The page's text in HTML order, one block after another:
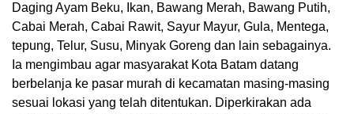
Daging Ayam Beku, Ikan, Bawang Merah, Bawang Putih,
Cabai Merah, Cabai Rawit, Sayur Mayur, Gula, Mentega,
tepung, Telur, Susu, Minyak Goreng dan lain sebagainya.
Ia mengimbau agar masyarakat Kota Batam datang
berbelanja ke pasar murah di kecamatan masing-masing
sesuai lokasi yang telah ditentukan. Diperkirakan ada